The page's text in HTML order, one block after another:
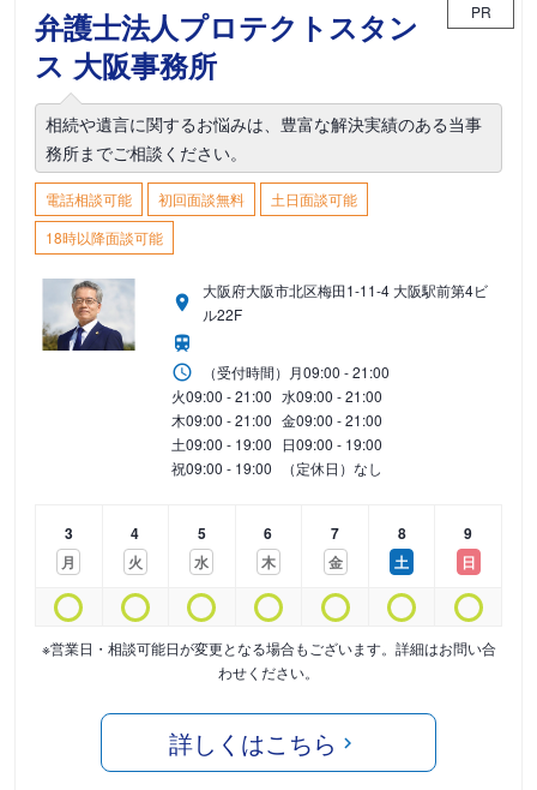
弁護士法人プロテクトスタン
ス 大阪事務所
PR
相続や遺言に関するお悩みは、豊富な解決実績のある当事
務所までご相談ください。
電話相談可能 初回面談無料
土日面談可能
18時以降面談可能
大阪府大阪市北区梅田1-11-4 大阪駅前第4ビ
ル22F
（受付時間） 月09:00 - 21:00
火09:00 - 21:00 水09:00 - 21:00
木09:00 - 21:00 金09:00 - 21:00
土09:00 - 19:00 日09:00 - 19:00
祝09:00 - 19:00 （定休日）なし
3
月
4
火
5
水
6
木
7
金
8
土
9
日
※営業日・相談可能日が変更となる場合もございます。詳細はお問い合
わせください。
詳しくはこちら